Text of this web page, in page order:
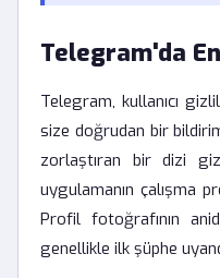
Telegram'da
Telegram, kullanıcı
size doğrudan bir
zorlaştıran bir dizi
uygulamanın çalışma
Profil fotoğrafının
genellikle ilk şüphe